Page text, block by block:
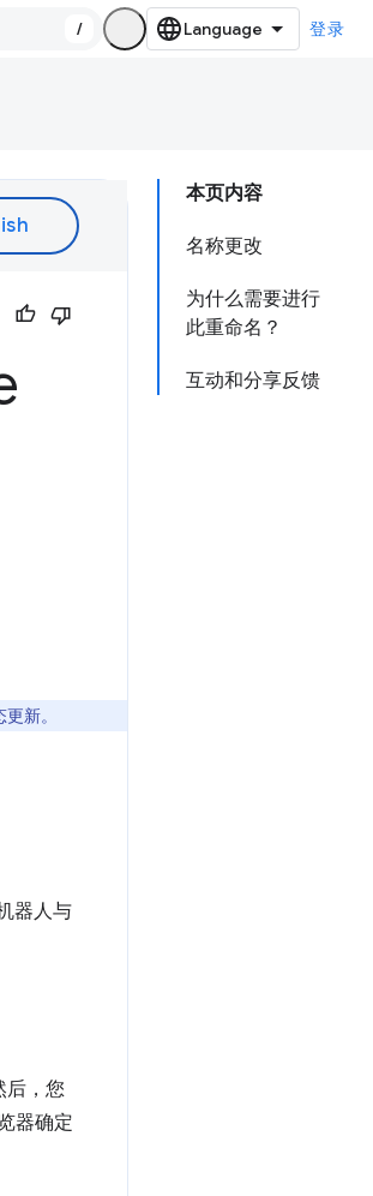
/ 登录
本页内容
名称更改
为什么需要进行
此重命名？
互动和分享反馈
新。
器人与
后，您
器确定